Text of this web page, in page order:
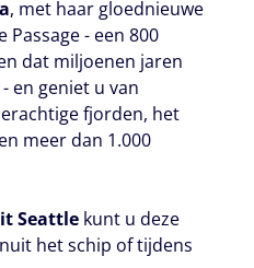
, met haar gloednieuwe
Passage - een 800
dat miljoenen jaren
en geniet u van
fjorden, het
meer dan 1.000
Seattle kunt u deze
het schip of tijdens